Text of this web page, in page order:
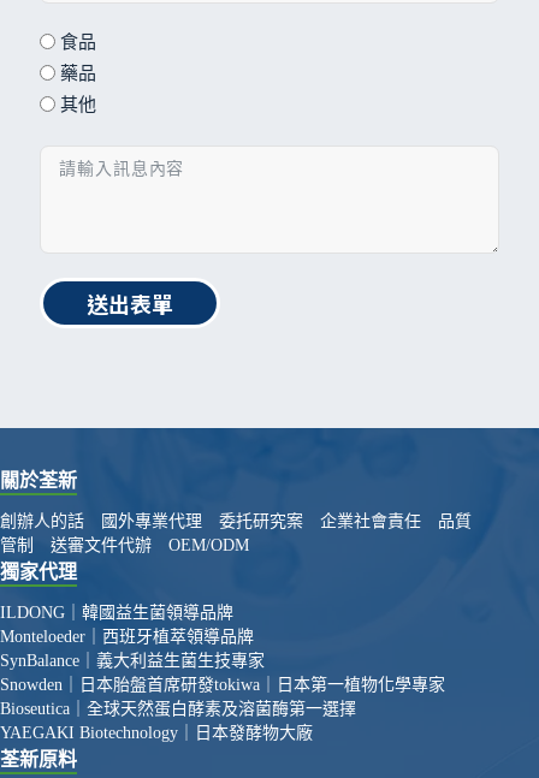
食品
藥品
其他
送出表單
關於荃新
創辦人的話 國外專業代理 委托研究案 企業社會責任
品質
管制
送審文件代辦 OEM/ODM
獨家代理
ILDONG｜韓國益生菌領導品牌
Monteloeder｜西班牙植萃領導品牌
SynBalance｜義大利益生菌生技專家
Snowden｜日本胎盤首席研發tokiwa｜日本第一植物化學專家
Bioseutica｜全球天然蛋白酵素及溶菌酶第一選擇
YAEGAKI Biotechnology｜日本發酵物大廠
荃新原料